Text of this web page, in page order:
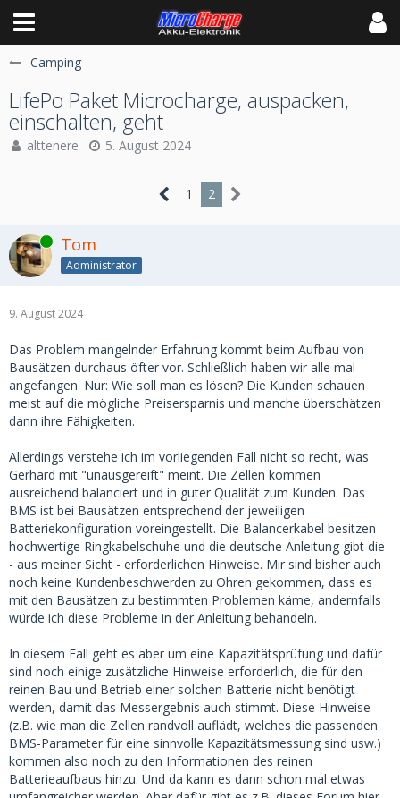
Camping
LifePo Paket Microcharge, auspacken,
einschalten, geht
alttenere 5. August 2024
1 2
Online Tom
Administrator
9. August 2024
Das Problem mangelnder Erfahrung kommt beim Aufbau von
Bausätzen durchaus öfter vor. Schließlich haben wir alle mal
angefangen. Nur: Wie soll man es lösen? Die Kunden schauen
meist auf die mögliche Preisersparnis und manche überschätzen
dann ihre Fähigkeiten.
Allerdings verstehe ich im vorliegenden Fall nicht so recht, was
Gerhard mit "unausgereift" meint. Die Zellen kommen
ausreichend balanciert und in guter Qualität zum Kunden. Das
BMS ist bei Bausätzen entsprechend der jeweiligen
Batteriekonfiguration voreingestellt. Die Balancerkabel besitzen
hochwertige Ringkabelschuhe und die deutsche Anleitung gibt die
- aus meiner Sicht - erforderlichen Hinweise. Mir sind bisher auch
noch keine Kundenbeschwerden zu Ohren gekommen, dass es
mit den Bausätzen zu bestimmten Problemen käme, andernfalls
würde ich diese Probleme in der Anleitung behandeln.
In diesem Fall geht es aber um eine Kapazitätsprüfung und dafür
sind noch einige zusätzliche Hinweise erforderlich, die für den
reinen Bau und Betrieb einer solchen Batterie nicht benötigt
werden, damit das Messergebnis auch stimmt. Diese Hinweise
(z.B. wie man die Zellen randvoll auflädt, welches die passenden
BMS-Parameter für eine sinnvolle Kapazitätsmessung sind usw.)
kommen also noch zu den Informationen des reinen
Batterieaufbaus hinzu. Und da kann es dann schon mal etwas